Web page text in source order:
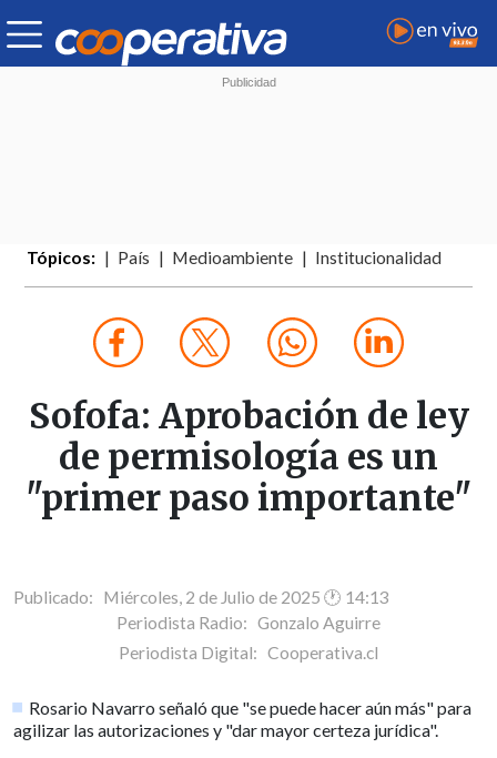
Tópicos: País Medioambiente Institucionalidad
Sofofa: Aprobación de ley
de permisología es un
"primer paso importante"
Publicado: Miércoles, 2 de Julio de 2025 🕐 14:13
Periodista Radio: Gonzalo Aguirre
Periodista Digital: Cooperativa.cl
Rosario Navarro señaló que "se puede hacer aún más" para
agilizar las autorizaciones y "dar mayor certeza jurídica".